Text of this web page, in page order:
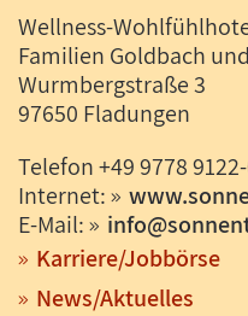
Wellness-
Familien Goldbach
Wurmbergstraße 3
97650 Fladungen
Telefon +49 9778
Internet:
E-Mail:
info@
Karriere/Jobbörse
News/Aktuelles